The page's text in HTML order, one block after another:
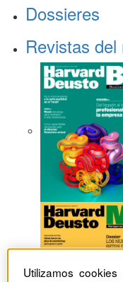
Dossieres
Revistas del
Utilizamos